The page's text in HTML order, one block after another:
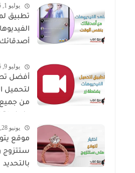
يوليو 1, 2025
تطبيق
يوليو 9, 2025
أفضل
لتحميل
من
يونيو 28, 2025
موقع
ستتزوج
بالتحديد